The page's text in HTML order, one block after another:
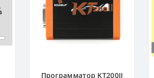
Программатор KT200II